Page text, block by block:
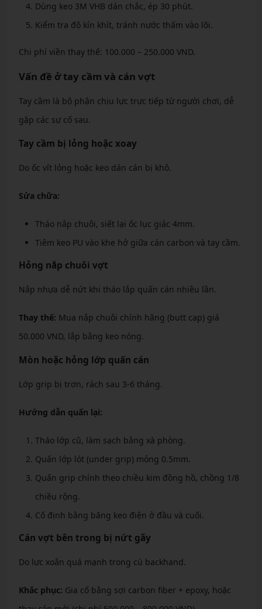
Dùng keo 3M VHB dán chắc, ép 30 phút.
Kiểm tra độ kín khít, tránh nước thấm vào lõi.
Chi phí viền thay thế: 100.000 – 250.000 VND.
Vấn đề ở tay cầm và cán vợt
Tay cầm là bộ phận chịu lực trực tiếp từ người chơi, dễ
gặp các sự cố sau.
Tay cầm bị lỏng hoặc xoay
Do ốc vít lỏng hoặc keo dán cán bị khô.
Sửa chữa:
Tháo nắp chuôi, siết lại ốc lục giác 4mm.
Tiêm keo PU vào khe hở giữa cán carbon và tay cầm.
Hỏng nắp chuôi vợt
Nắp nhựa dễ nứt khi tháo lắp quấn cán nhiều lần.
Thay thế: Mua nắp chuôi chính hãng (butt cap) giá
50.000 VND, lắp bằng keo nóng.
Mòn hoặc hỏng lớp quấn cán
Lớp grip bị trơn, rách sau 3-6 tháng.
Hướng dẫn quấn lại:
Tháo lớp cũ, làm sạch bằng xà phòng.
Quấn lớp lót (under grip) mỏng 0.5mm.
Quấn grip chính theo chiều kim đồng hồ, chồng 1/8
chiều rộng.
Cố định bằng băng keo điện ở đầu và cuối.
Cán vợt bên trong bị nứt gãy
Do lực xoắn quá mạnh trong cú backhand.
Khắc phục: Gia cố bằng sợi carbon fiber + epoxy, hoặc